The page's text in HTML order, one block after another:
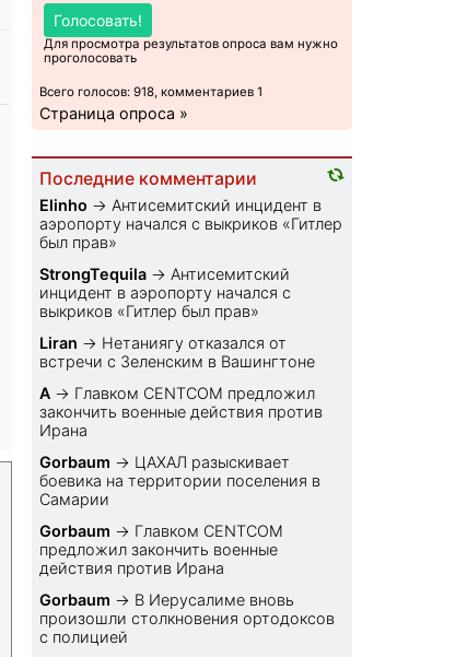
Голосовать!
Для просмотра результатов опроса вам нужно
проголосовать
Всего голосов: 918, комментариев 1
Страница опроса »
Последние комментарии
Elinho → Антисемитский инцидент в
аэропорту начался с выкриков «Гитлер
был прав»
StrongTequila → Антисемитский
инцидент в аэропорту начался с
выкриков «Гитлер был прав»
Liran → Нетаниягу отказался от
встречи с Зеленским в Вашингтоне
A → Главком CENTCOM предложил
закончить военные действия против
Ирана
Gorbaum → ЦАХАЛ разыскивает
боевика на территории поселения в
Самарии
Gorbaum → Главком CENTCOM
предложил закончить военные
действия против Ирана
Gorbaum → В Иерусалиме вновь
произошли столкновения ортодоксов
с полицией